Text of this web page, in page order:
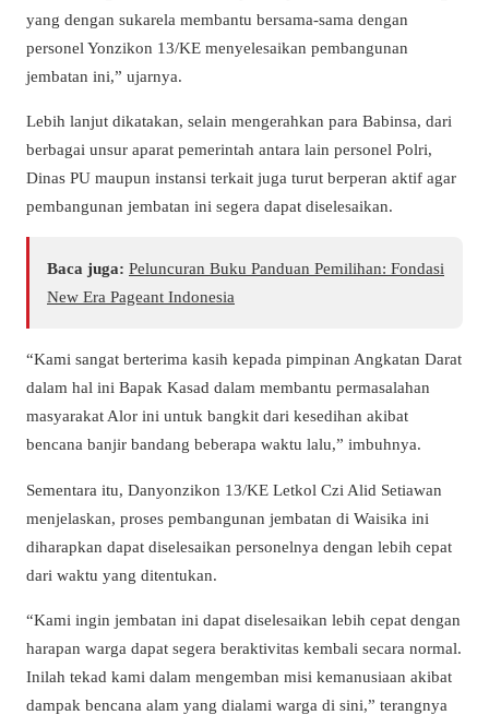
yang dengan sukarela membantu bersama-sama dengan
personel Yonzikon 13/KE menyelesaikan pembangunan
jembatan ini,” ujarnya.
Lebih lanjut dikatakan, selain mengerahkan para Babinsa, dari
berbagai unsur aparat pemerintah antara lain personel Polri,
Dinas PU maupun instansi terkait juga turut berperan aktif agar
pembangunan jembatan ini segera dapat diselesaikan.
Baca juga: Peluncuran Buku Panduan Pemilihan: Fondasi
New Era Pageant Indonesia
“Kami sangat berterima kasih kepada pimpinan Angkatan Darat
dalam hal ini Bapak Kasad dalam membantu permasalahan
masyarakat Alor ini untuk bangkit dari kesedihan akibat
bencana banjir bandang beberapa waktu lalu,” imbuhnya.
Sementara itu, Danyonzikon 13/KE Letkol Czi Alid Setiawan
menjelaskan, proses pembangunan jembatan di Waisika ini
diharapkan dapat diselesaikan personelnya dengan lebih cepat
dari waktu yang ditentukan.
“Kami ingin jembatan ini dapat diselesaikan lebih cepat dengan
harapan warga dapat segera beraktivitas kembali secara normal.
Inilah tekad kami dalam mengemban misi kemanusiaan akibat
dampak bencana alam yang dialami warga di sini,” terangnya